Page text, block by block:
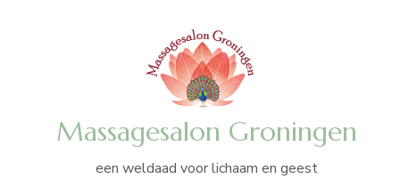
Massagesalon Groningen
een weldaad voor lichaam en geest